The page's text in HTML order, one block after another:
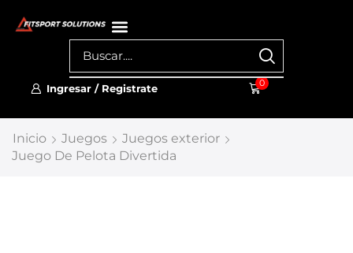
Ingresar / Registrate 0
Inicio Juegos
Juegos exterior
Juego De Pelota Divertida